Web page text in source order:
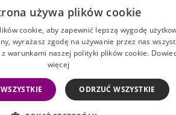
używa plików cookie
cookie, aby zapewnić lepszą wygodę
wyrażasz zgodę na używanie przez nas
warunkami naszej polityki plików cookie.
więcej
ODRZUĆ WSZYSTKIE